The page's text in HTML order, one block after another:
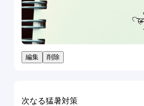
編集 削除
次なる猛暑対策